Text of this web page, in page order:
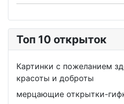
Топ 10 открыток
Картинки с пожеланием
красоты и доброты
мерцающие открытки-